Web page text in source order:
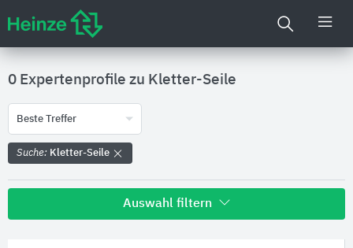
0 Expertenprofile zu Kletter-Seile
Beste Treffer
Suche: Kletter-Seile
Auswahl filtern